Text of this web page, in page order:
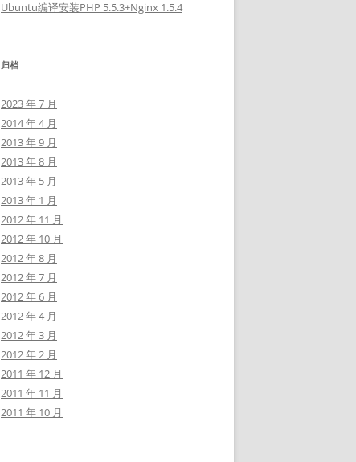
Ubuntu编译安装PHP 5.5.3+Nginx 1.5.4
归档
2023 年 7 月
2014 年 4 月
2013 年 9 月
2013 年 8 月
2013 年 5 月
2013 年 1 月
2012 年 11 月
2012 年 10 月
2012 年 8 月
2012 年 7 月
2012 年 6 月
2012 年 4 月
2012 年 3 月
2012 年 2 月
2011 年 12 月
2011 年 11 月
2011 年 10 月